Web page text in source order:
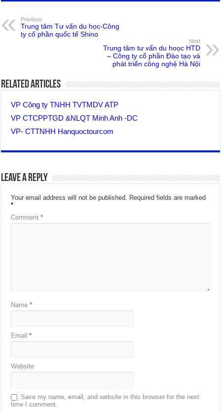
Previous
Trung tâm Tư vấn du học-Công
ty cổ phần quốc tế Shino
Next
Trung tâm tư vấn du hoọc HTD
– Công ty cổ phần Đào tạo và
phát triển công nghệ Hà Nội
Related Articles
VP Công ty TNHH TVTMDV ATP
VP CTCPPTGD &NLQT Minh Anh -DC
VP- CTTNHH Hanquoctourcom
Leave a Reply
Your email address will not be published. Required fields are marked
*
Comment*
Name*
Email*
Website
Save my name, email, and website in this browser for the next
time I comment.